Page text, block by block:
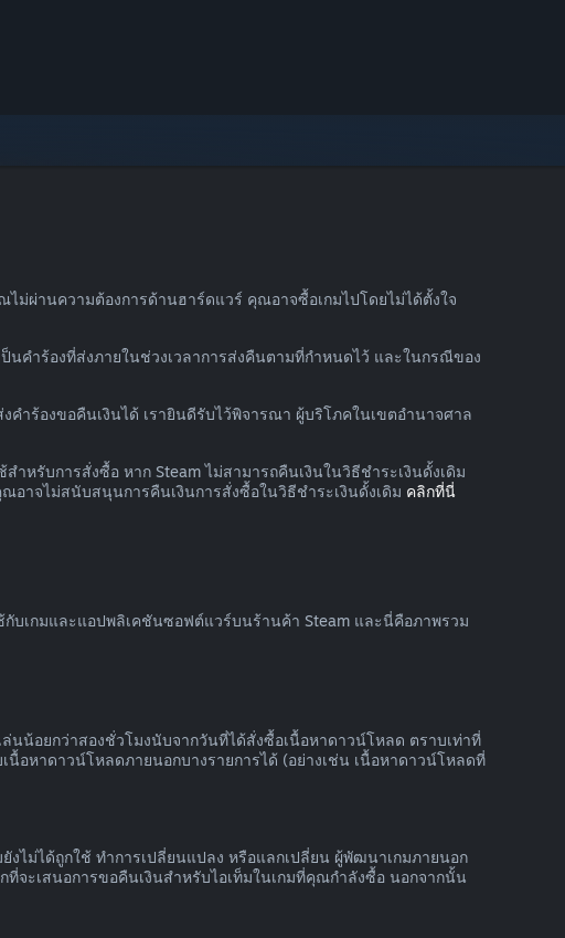
ม่ผ่านความต้องการด้านฮาร์ดแวร์ คุณอาจซื้อเกมไปโดยไม่ได้ตั้งใจ
นคำร้องที่ส่งภายในช่วงเวลาการส่งคืนตามที่กำหนดไว้ และในกรณีของ
ำร้องขอคืนเงินได้ เรายินดีรับไว้พิจารณา ผู้บริโภคในเขตอำนาจศาล
หรับการสั่งซื้อ หาก Steam ไม่สามารถคืนเงินในวิธีชำระเงินดั้งเดิม
าจไม่สนับสนุนการคืนเงินการสั่งซื้อในวิธีชำระเงินดั้งเดิม คลิกที่นี่
บเกมและแอปพลิเคชันซอฟต์แวร์บนร้านค้า Steam และนี่คือภาพรวม
น้อยกว่าสองชั่วโมงนับจากวันที่ได้สั่งซื้อเนื้อหาดาวน์โหลด ตราบเท่าที่
อหาดาวน์โหลดภายนอกบางรายการได้ (อย่างเช่น เนื้อหาดาวน์โหลดที่
ไม่ได้ถูกใช้ ทำการเปลี่ยนแปลง หรือแลกเปลี่ยน ผู้พัฒนาเกมภายนอก
จะเสนอการขอคืนเงินสำหรับไอเท็มในเกมที่คุณกำลังซื้อ นอกจากนั้น